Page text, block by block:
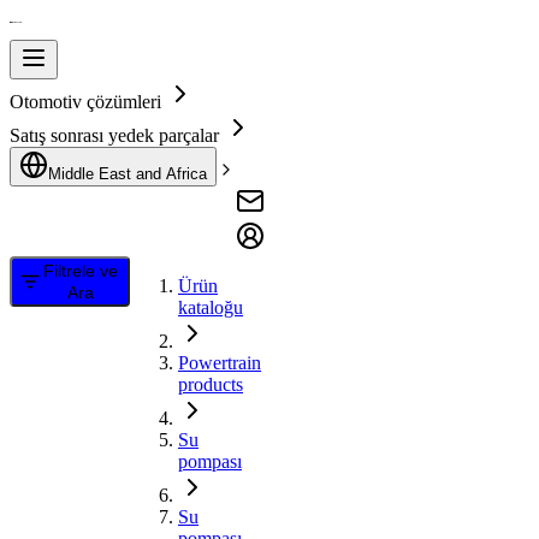
Otomotiv çözümleri
Satış sonrası yedek parçalar
Middle East and Africa
Filtrele ve
Ara
Ürün
kataloğu
Powertrain
products
Su
pompası
Su